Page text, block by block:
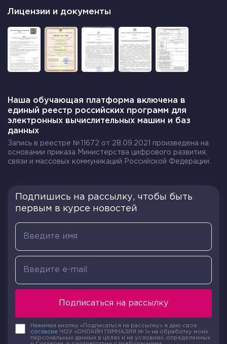
Лицензии и документы
Наша обучающая платформа включена в
единый реестр российских программ для
электронных вычислительных машин и баз
данных
Запись в реестре №11672 от 28.09.2021 произведена на
основании приказа Министерства цифрового развития,
связи и массовых коммуникаций Российской Федерации.
Подпишись на рассылку, чтобы быть
первым в курсе новостей
Подписаться на рассылку
Нажимая кнопку «Подписаться на рассылку» я даю свое
согласие ЧОУ «ОНЛАЙН ГИМНАЗИЯ № 1» на обработку моих
персональных данных в целях и на условиях, определенных